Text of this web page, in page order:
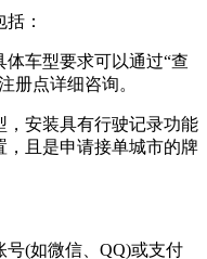
：
车型要求可以通过“查
册点详细咨询。
，安装具有行驶记录功能
，且是申请接单城市的牌
(如微信、QQ)或支付